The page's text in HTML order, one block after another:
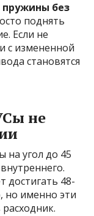
пружины без
поднять
Если не
с измененной
становятся
не
на угол до 45
достигать 48-
но именно эти